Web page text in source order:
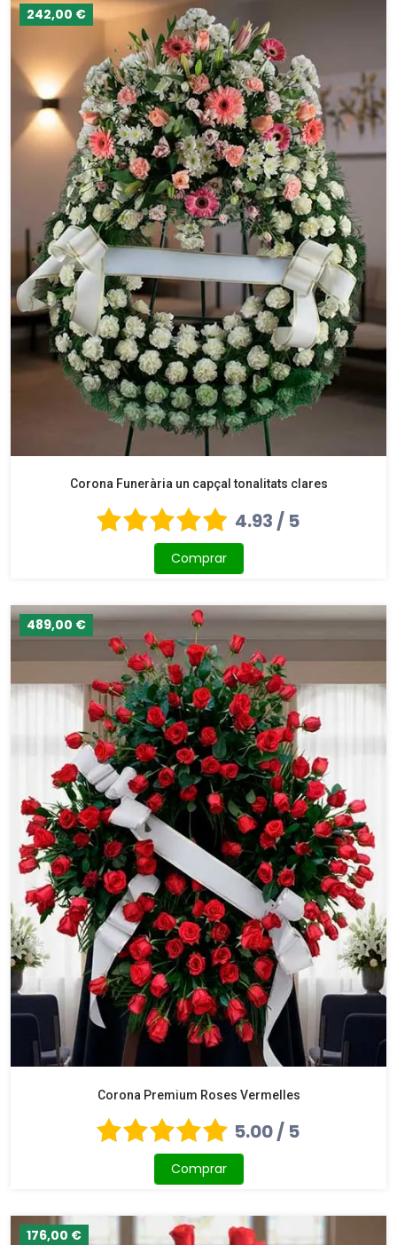
242,00 €
Corona Funerària un capçal tonalitats clares
4.93 / 5
Comprar
489,00 €
Corona Premium Roses Vermelles
5.00 / 5
Comprar
176,00 €